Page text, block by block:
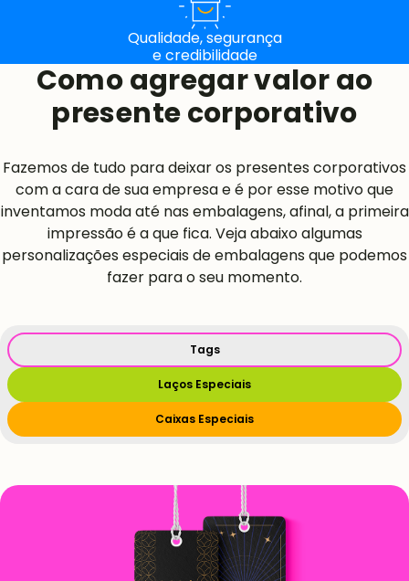
Qualidade, segurança
e credibilidade
Como agregar valor ao
presente corporativo
Fazemos de tudo para deixar os presentes corporativos
com a cara de sua empresa e é por esse motivo que
inventamos moda até nas embalagens, afinal, a primeira
impressão é a que fica. Veja abaixo algumas
personalizações especiais de embalagens que podemos
fazer para o seu momento.
Tags
Laços Especiais
Caixas Especiais